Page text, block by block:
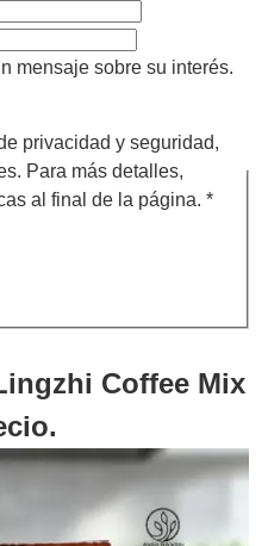
mensaje sobre su interés.
privacidad y seguridad,
Para más detalles,
al final de la página. *
Coffee Mix